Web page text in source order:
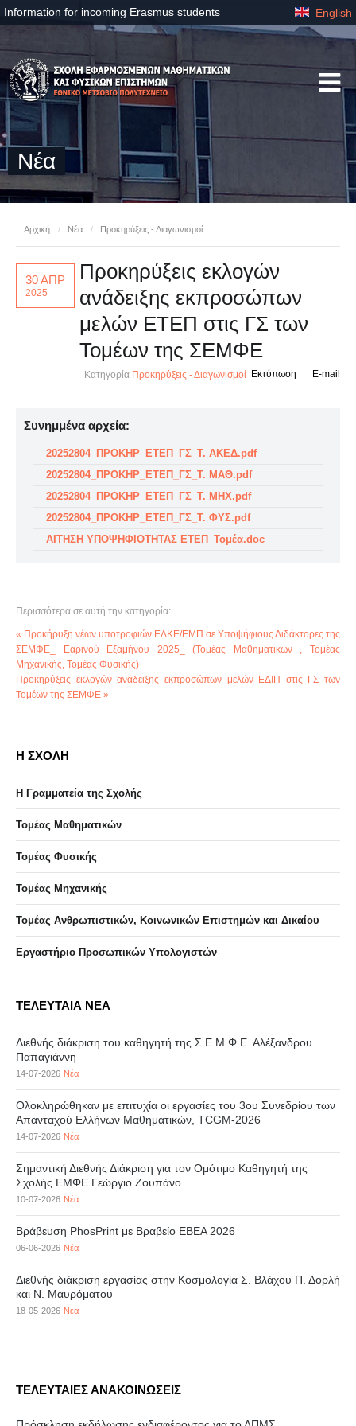
Information for incoming Erasmus students English
Νέα
Αρχική / Νέα / Προκηρύξεις - Διαγωνισμοί
30 ΑΠΡ
2025
Προκηρύξεις εκλογών
ανάδειξης εκπροσώπων
μελών ΕΤΕΠ στις ΓΣ των
Τομέων της ΣΕΜΦΕ
Κατηγορία Προκηρύξεις - Διαγωνισμοί E-mail
Εκτύπωση
Συνημμένα αρχεία:
20252804_ΠΡΟΚΗΡ_ΕΤΕΠ_ΓΣ_Τ. ΑΚΕΔ.pdf
20252804_ΠΡΟΚΗΡ_ΕΤΕΠ_ΓΣ_Τ. ΜΑΘ.pdf
20252804_ΠΡΟΚΗΡ_ΕΤΕΠ_ΓΣ_Τ. ΜΗΧ.pdf
20252804_ΠΡΟΚΗΡ_ΕΤΕΠ_ΓΣ_Τ. ΦΥΣ.pdf
ΑΙΤΗΣΗ ΥΠΟΨΗΦΙΟΤΗΤΑΣ ΕΤΕΠ_Τομέα.doc
Περισσότερα σε αυτή την κατηγορία:
« Προκήρυξη νέων υποτροφιών ΕΛΚΕ/ΕΜΠ σε Υποψήφιους Διδάκτορες της
ΣΕΜΦΕ_ Εαρινού Εξαμήνου 2025_ (Τομέας Μαθηματικών , Τομέας
Μηχανικής, Τομέας Φυσικής)
Προκηρύξεις εκλογών ανάδειξης εκπροσώπων μελών ΕΔΙΠ στις ΓΣ των
Τομέων της ΣΕΜΦΕ »
Η ΣΧΟΛΗ
Η Γραμματεία της Σχολής
Τομέας Μαθηματικών
Τομέας Φυσικής
Τομέας Μηχανικής
Τομέας Ανθρωπιστικών, Κοινωνικών Επιστημών και Δικαίου
Eργαστήριo Προσωπικών Υπολογιστών
ΤΕΛΕΥΤΑΙΑ ΝΕΑ
Διεθνής διάκριση του καθηγητή της Σ.Ε.Μ.Φ.Ε. Αλέξανδρου
Παπαγιάννη
14-07-2026 Νέα
Ολοκληρώθηκαν με επιτυχία οι εργασίες του 3ου Συνεδρίου των
Απανταχού Ελλήνων Μαθηματικών, TCGM-2026
14-07-2026 Νέα
Σημαντική Διεθνής Διάκριση για τον Ομότιμο Καθηγητή της
Σχολής ΕΜΦΕ Γεώργιο Ζουπάνο
10-07-2026 Νέα
Βράβευση PhosPrint με Βραβείο ΕΒΕΑ 2026
06-06-2026 Νέα
Διεθνής διάκριση εργασίας στην Κοσμολογία Σ. Βλάχου Π. Δορλή
και Ν. Μαυρόματου
18-05-2026 Νέα
ΤΕΛΕΥΤΑΙΕΣ ΑΝΑΚΟΙΝΩΣΕΙΣ